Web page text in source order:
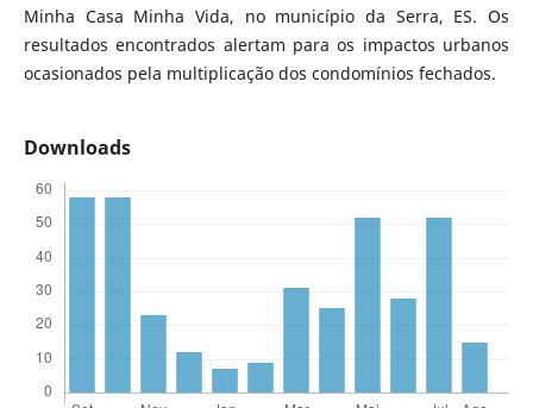
Minha Casa Minha Vida, no município da Serra, ES. Os
resultados encontrados alertam para os impactos urbanos
ocasionados pela multiplicação dos condomínios fechados.
Downloads